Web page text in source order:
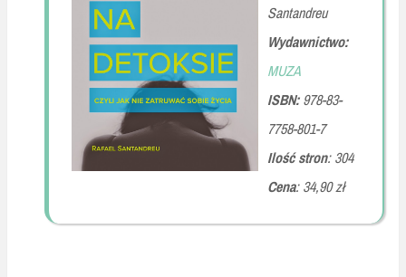
Santandreu
Wydawnictwo:
MUZA
ISBN:978-83-
7758-801-7
Ilość stron: 304
Cena: 34,90 zł